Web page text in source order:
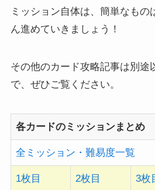
ミッション自体は、簡単なもの
ん進めていきましょう！
その他のカード攻略記事は別途
で、ぜひご覧ください。
各カードのミッションまとめ
全ミッション・難易度一覧
1枚目 2枚目 3枚